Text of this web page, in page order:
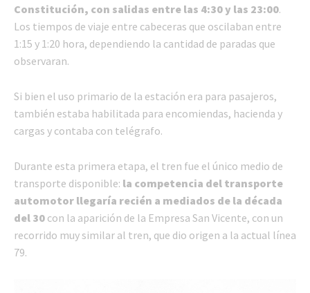
Constitución, con salidas entre las 4:30 y las 23:00.
Los tiempos de viaje entre cabeceras que oscilaban entre
1:15 y 1:20 hora, dependiendo la cantidad de paradas que
observaran.
Si bien el uso primario de la estación era para pasajeros,
también estaba habilitada para encomiendas, hacienda y
cargas y contaba con telégrafo.
Durante esta primera etapa, el tren fue el único medio de
transporte disponible: la competencia del transporte
automotor llegaría recién a mediados de la década
del 30 con la aparición de la Empresa San Vicente, con un
recorrido muy similar al tren, que dio origen a la actual línea
79.